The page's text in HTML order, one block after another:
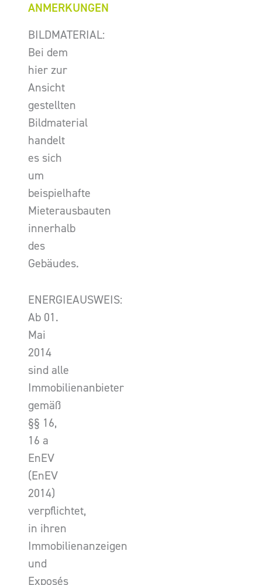
ANMERKUNGEN
BILDMATERIAL:
Bei dem
hier zur
Ansicht
gestellten
Bildmaterial
handelt
es sich
um
beispielhafte
Mieterausbauten
innerhalb
des
Gebäudes.
ENERGIEAUSWEIS:
Ab 01.
Mai
2014
sind alle
Immobilienanbieter
gemäß
§§ 16,
16 a
EnEV
(EnEV
2014)
verpflichtet,
in ihren
Immobilienanzeigen
und
Exposés